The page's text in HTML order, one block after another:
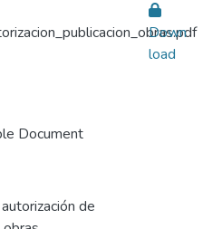
Document
de
Down
load